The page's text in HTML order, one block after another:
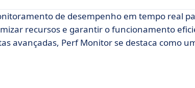
de desempenho em tempo real
recursos e garantir o funcionamento
avançadas, Perf Monitor se destaca como